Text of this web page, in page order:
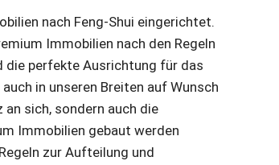
nach Feng-Shui eingerichtet.
Immobilien nach den Regeln
die perfekte Ausrichtung für das
in unseren Breiten auf Wunsch
sich, sondern auch die
Immobilien gebaut werden
zur Aufteilung und